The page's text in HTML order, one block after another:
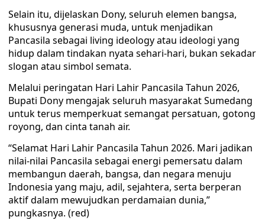
Selain itu, dijelaskan Dony, seluruh elemen bangsa,
khususnya generasi muda, untuk menjadikan
Pancasila sebagai living ideology atau ideologi yang
hidup dalam tindakan nyata sehari-hari, bukan sekadar
slogan atau simbol semata.
Melalui peringatan Hari Lahir Pancasila Tahun 2026,
Bupati Dony mengajak seluruh masyarakat Sumedang
untuk terus memperkuat semangat persatuan, gotong
royong, dan cinta tanah air.
“Selamat Hari Lahir Pancasila Tahun 2026. Mari jadikan
nilai-nilai Pancasila sebagai energi pemersatu dalam
membangun daerah, bangsa, dan negara menuju
Indonesia yang maju, adil, sejahtera, serta berperan
aktif dalam mewujudkan perdamaian dunia,”
pungkasnya. (red)